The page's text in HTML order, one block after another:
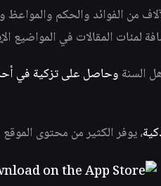
الفوائد والحكم والمواعظ
لمئات المقالات في المواضيع
السنة وحاصل على تزكية في
، يوفر الكثير من محتوى